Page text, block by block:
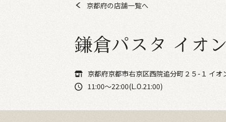
京都府の店舗一覧へ
鎌倉パスタ イオ
京都府京都市右京区西院追分町２５-１ イオ
11:00～22:00(L.O.21:00)